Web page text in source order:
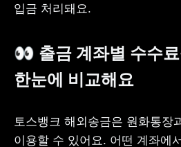
입금 처리돼요.
👀 출금 계좌별 수수료
한눈에 비교해요
토스뱅크 해외송금은 원화통장
이용할 수 있어요. 어떤 계좌에